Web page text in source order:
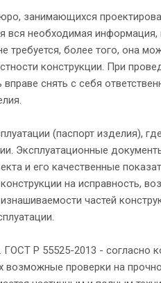
занимающихся
необходимая
требуется, более того, она
конструкции. При
снять с себя
(паспорт изделия),
Эксплуатационные
и его качественные
на исправность,
частей
Р 55525-2013 -
возможные проверки на